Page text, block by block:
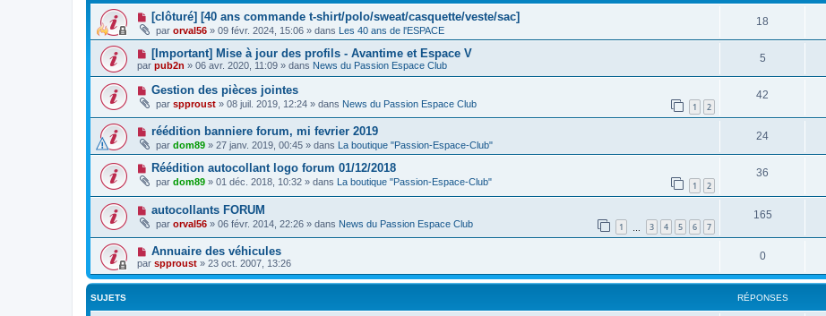
[clôturé] [40 ans commande t-shirt/polo/sweat/casquette/veste/sac]
par orval56 » 09 févr. 2024, 15:06 » dans Les 40 ans de l'ESPACE
18
[Important] Mise à jour des profils - Avantime et Espace V
par pub2n » 06 avr. 2020, 11:09 » dans News du Passion Espace Club
5
Gestion des pièces jointes
par spproust » 08 juil. 2019, 12:24 » dans News du Passion Espace Club 1 2
42
réédition banniere forum, mi fevrier 2019
par dom89 » 27 janv. 2019, 00:45 » dans La boutique "Passion-Espace-Club"
24
Réédition autocollant logo forum 01/12/2018
par dom89 » 01 déc. 2018, 10:32 » dans La boutique "Passion-Espace-Club" 1 2
36
autocollants FORUM
par orval56 » 06 févr. 2014, 22:26 » dans News du Passion Espace Club 1 3 4 5 6 7
165
Annuaire des véhicules
par spproust » 23 oct. 2007, 13:26
0
SUJETS RÉPONSES